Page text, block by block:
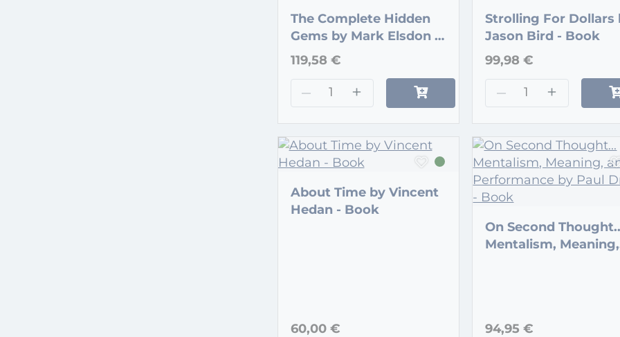
The Complete Hidden
Gems by Mark Elsdon -
Book
119,58 €
– +
Strolling For Dollars
Jason Bird - Book
99,98 €
– +
About Time by Vincent
Hedan - Book
60,00 €
On Second
Mentalism, Meaning,
94,95 €